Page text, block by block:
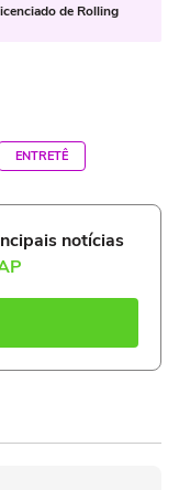
de Rolling
ENTRETÊ
notícias